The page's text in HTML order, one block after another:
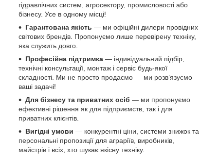
гідравлічних систем, агросектору, промисловості або
бізнесу. Усе в одному місці!
Гарантована якість — ми офіційні дилери провідних
світових брендів. Пропонуємо лише перевірену техніку,
яка служить довго.
Професійна підтримка — індивідуальний підбір,
технічні консультації, монтаж і сервіс будь-якої
складності. Ми не просто продаємо — ми розв’язуємо
ваші задачі!
Для бізнесу та приватних осіб — ми пропонуємо
ефективні рішення як для підприємств, так і для
приватних клієнтів.
Вигідні умови — конкурентні ціни, системи знижок та
персональні пропозиції для аграріїв, виробників,
майстрів і всіх, хто шукає якісну техніку.